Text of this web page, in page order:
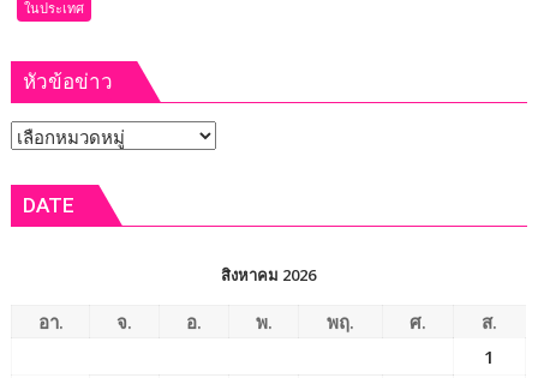
งาน
12
ราช
กุศล
ในประเทศ
หัวข้อข่าว
หัวข้อ
DATE
สิงหาคม 2026
อา. จ. อ. พ. พฤ. ศ.
ส.
1